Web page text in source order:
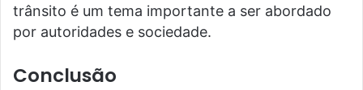
trânsito é um tema importante a ser abordado
por autoridades e sociedade.
Conclusão